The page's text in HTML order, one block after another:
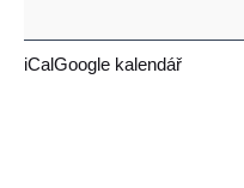
of
iCalGoogle kalendář